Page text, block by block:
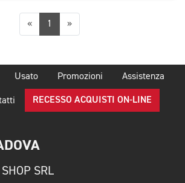
«Precedente
1 »Successiva
Usato Promozioni Assistenza
RECESSO ACQUISTI ON-LINE
SRL